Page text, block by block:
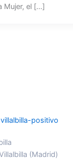
Mujer, el […]
(Madrid)